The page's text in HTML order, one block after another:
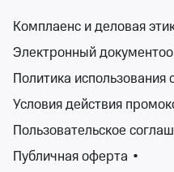
К сожалению, мы
Попробуйте изменить ваш
Комплаенс и деловая
Электронный
Политика использования
Условия действия
Пользовательское
Публичная оферта •